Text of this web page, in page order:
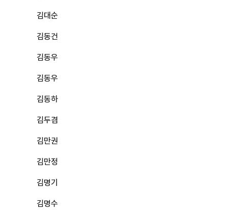
김대순
김동건
김동우
김동우
김동하
김두겸
김만권
김만정
김명기
김명수